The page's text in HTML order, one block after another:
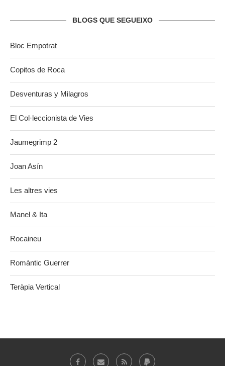
BLOGS QUE SEGUEIXO
Bloc Empotrat
Copitos de Roca
Desventuras y Milagros
El Col·leccionista de Vies
Jaumegrimp 2
Joan Asín
Les altres vies
Manel & Ita
Rocaineu
Romàntic Guerrer
Teràpia Vertical